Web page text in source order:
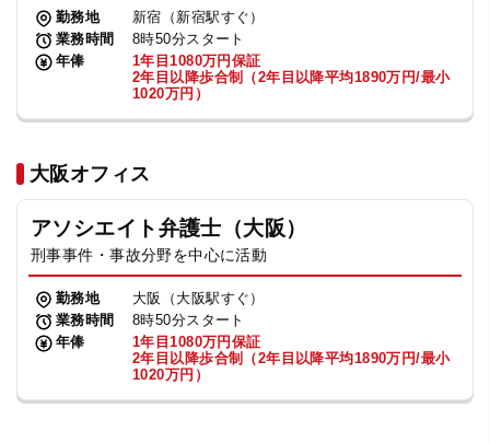
勤務地
新宿（新宿駅すぐ）
業務時間
8時50分スタート
年俸
1年目1080万円保証
2年目以降歩合制（2年目以降平均1890万円/最小
1020万円）
大阪オフィス
アソシエイト弁護士（大阪）
刑事事件・事故分野を中心に活動
勤務地
大阪（大阪駅すぐ）
業務時間
8時50分スタート
年俸
1年目1080万円保証
2年目以降歩合制（2年目以降平均1890万円/最小
1020万円）
特設サイト
相談先情報サイト
法人グループ
プライバシーポリシー 利用規約
TikTok受賞 定義集 動画集